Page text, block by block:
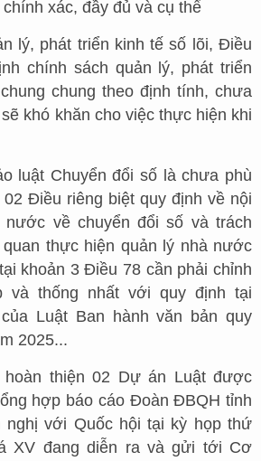
xác, đầy đủ và cụ thể
lý, phát triển kinh tế số lõi, Điều
chính sách quản lý, phát triển
chung theo định tính, chưa
khó khăn cho việc thực hiện khi
luật Chuyển đổi số là chưa phù
Điều riêng biệt quy định về nội
nước về chuyển đổi số và trách
thực hiện quản lý nhà nước
khoản 3 Điều 78 cần phải chỉnh
và thống nhất với quy định tại
Luật Ban hành văn bản quy
2025...
thiện 02 Dự án Luật được
hợp báo cáo Đoàn ĐBQH tỉnh
nghị với Quốc hội tại kỳ họp thứ
XV đang diễn ra và gửi tới Cơ